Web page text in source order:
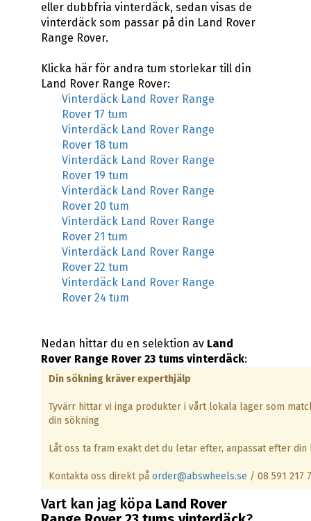
eller dubbfria vinterdäck, sedan visas de
vinterdäck som passar på din Land Rover
Range Rover.
Klicka här för andra tum storlekar till din
Land Rover Range Rover:
Vinterdäck Land Rover Range
Rover 17 tum
Vinterdäck Land Rover Range
Rover 18 tum
Vinterdäck Land Rover Range
Rover 19 tum
Vinterdäck Land Rover Range
Rover 20 tum
Vinterdäck Land Rover Range
Rover 21 tum
Vinterdäck Land Rover Range
Rover 22 tum
Vinterdäck Land Rover Range
Rover 24 tum
Nedan hittar du en selektion av Land
Rover Range Rover 23 tums vinterdäck:
Din sökning kräver experthjälp
Tyvärr hittar vi inga produkter i vårt lokala lager som
din sökning
Låt oss ta fram exakt det du letar efter, anpassat efter din
Kontakta oss direkt på order@abswheels.se / 08 591 217
Vart kan jag köpa Land Rover